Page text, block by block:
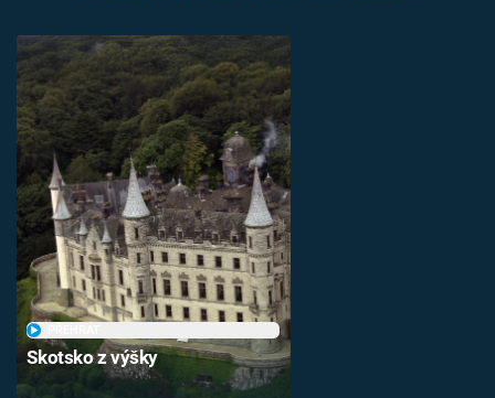
Skotsko z výšky